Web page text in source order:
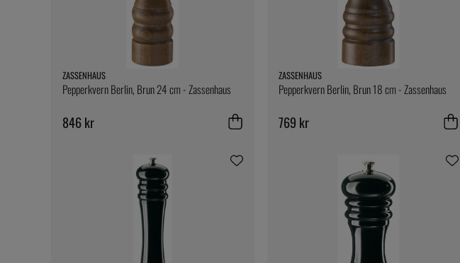
ZASSENHAUS
Pepperkvern Berlin, Brun 24 cm - Zassenhaus
846 kr
ZASSENHAUS
Pepperkvern Berlin, Brun 18 cm - Zassenhaus
769 kr